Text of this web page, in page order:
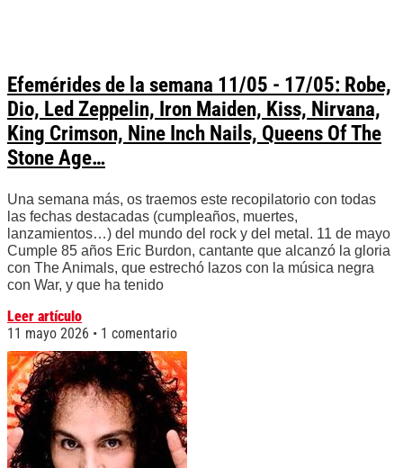
Efemérides de la semana 11/05 - 17/05: Robe,
Dio, Led Zeppelin, Iron Maiden, Kiss, Nirvana,
King Crimson, Nine Inch Nails, Queens Of The
Stone Age…
Una semana más, os traemos este recopilatorio con todas
las fechas destacadas (cumpleaños, muertes,
lanzamientos…) del mundo del rock y del metal. 11 de mayo
Cumple 85 años Eric Burdon, cantante que alcanzó la gloria
con The Animals, que estrechó lazos con la música negra
con War, y que ha tenido
Leer artículo
11 mayo 2026
1 comentario